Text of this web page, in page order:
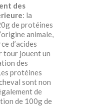
des
: la
de protéines
animale,
d’acides
tour jouent un
des
protéines
sont non
de
de 100g de